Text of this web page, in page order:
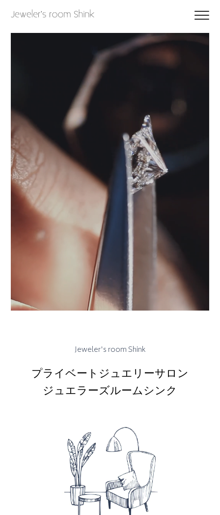
Jeweler's room Shink
プライベートジュエリーサロン
ジュエラーズルームシンク